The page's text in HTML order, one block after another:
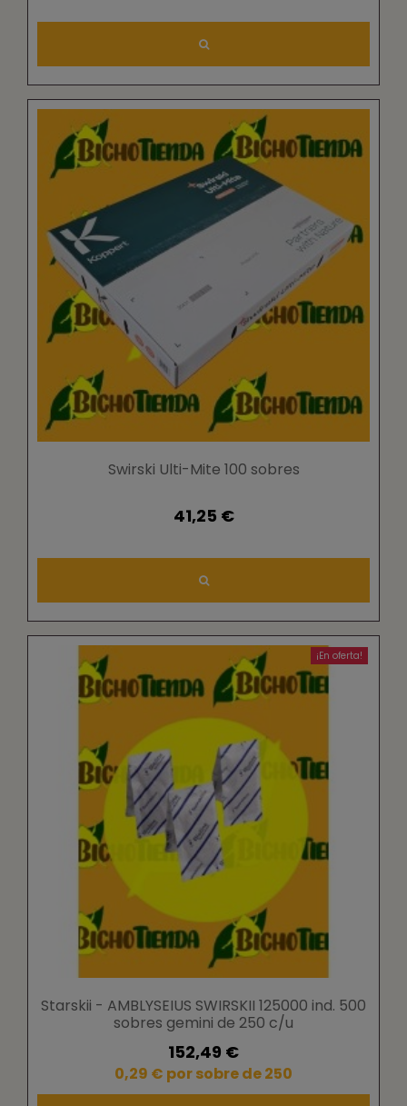
Swirski Ulti-Mite 100 sobres
41,25 €
¡En oferta!
Starskii - AMBLYSEIUS SWIRSKII 125000 ind. 500
sobres gemini de 250 c/u
152,49 €
0,29 € por sobre de 250